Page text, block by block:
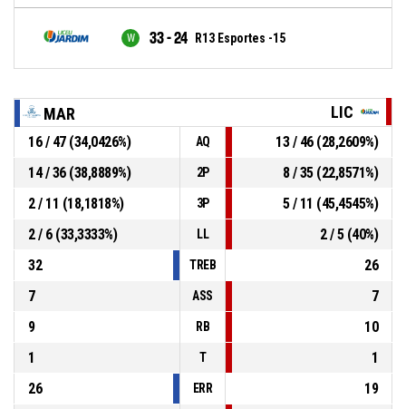
33 - 24 R13 Esportes -15
MAR LIC
16 / 47 (34,0426%) AQ
13 / 46 (28,2609%)
14 / 36 (38,8889%)
2P
8 / 35 (22,8571%)
2 / 11 (18,1818%)
3P
5 / 11 (45,4545%)
2 / 6 (33,3333%)
LL
2 / 5 (40%)
32
TREB
26
7
ASS
7
9
RB
10
1
T
1
26
ERR
19